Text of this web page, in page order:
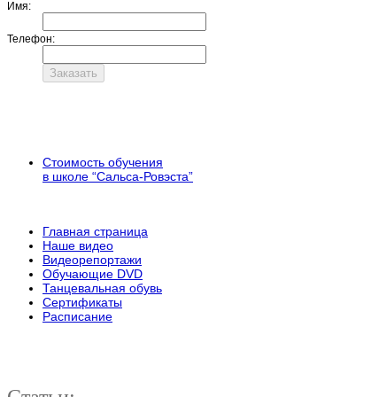
Имя:
Телефон:
Стоимость обучения
в школе “Сальса-Ровэста”
Главная страница
Наше видео
Видеорепортажи
Обучающие DVD
Танцевальная обувь
Сертификаты
Расписание